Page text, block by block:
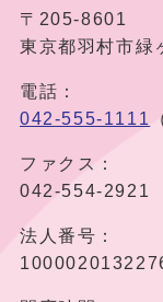
〒205-8601
東京都羽村市
電話：
042-555-1111
ファクス：
042-554-2921
法人番号：